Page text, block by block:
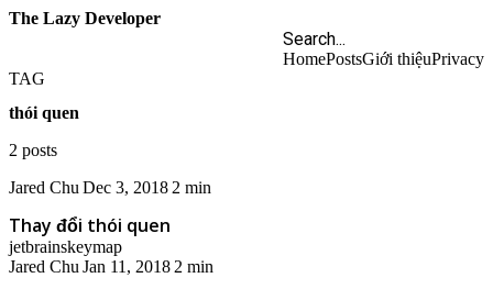
The Lazy Developer
HomePostsGiới thiệuPrivacy
TAG
thói quen
2 posts
Jared Chu Dec 3, 2018 2 min
Thay đổi thói quen
jetbrainskeymap
Jared Chu Jan 11, 2018 2 min